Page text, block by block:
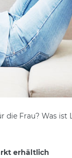
Frau? Was
erhältlich